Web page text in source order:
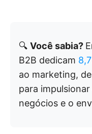
🔍 Você sabia?
B2B dedicam
ao marketing,
para
negócios e o